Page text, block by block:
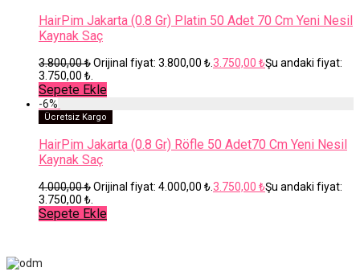
HairPim Jakarta (0.8 Gr) Platin 50 Adet 70 Cm Yeni Nesil
Kaynak Saç
3.800,00₺Orijinal fiyat: 3.800,00 ₺.3.750,00 ₺Şu andaki fiyat:
3.750,00 ₺.
Sepete Ekle
-6%
Ücretsiz Kargo
HairPim Jakarta (0.8 Gr) Röfle 50 Adet70 Cm Yeni Nesil
Kaynak Saç
4.000,00₺Orijinal fiyat: 4.000,00 ₺.3.750,00 ₺Şu andaki fiyat:
3.750,00 ₺.
Sepete Ekle